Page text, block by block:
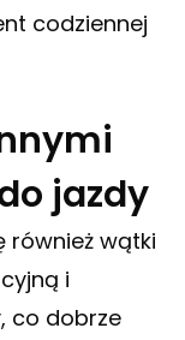
codziennej
jazdy
również wątki
i
co dobrze